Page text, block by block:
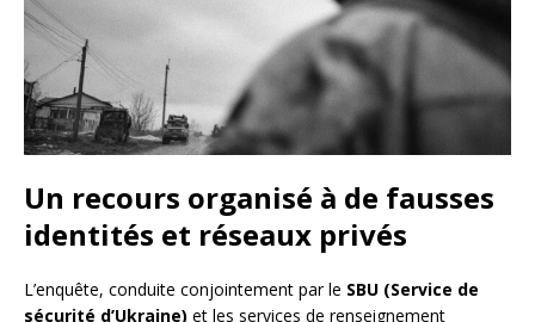
Un recours organisé à de fausses
identités et réseaux privés
L’enquête, conduite conjointement par le SBU (Service de
sécurité d’Ukraine) et les services de renseignement